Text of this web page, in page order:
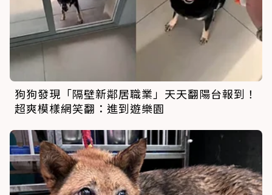
狗狗發現「隔壁新鄰居職業」天天翻陽台報到！
超爽模樣網笑翻：進到遊樂園